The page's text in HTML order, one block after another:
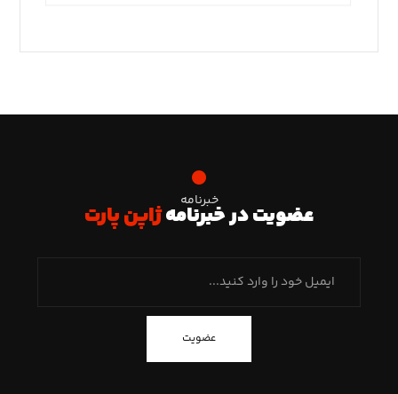
خبرنامه
عضویت در خبرنامهژاپن پارت
عضویت